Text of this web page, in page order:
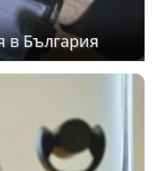
в България